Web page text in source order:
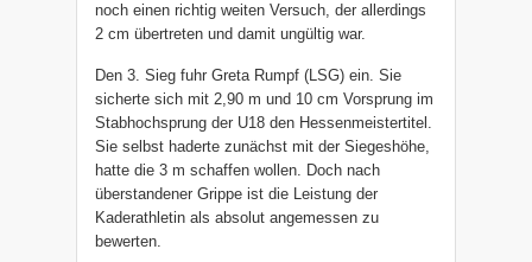
noch einen richtig weiten Versuch, der allerdings
2 cm übertreten und damit ungültig war.
Den 3. Sieg fuhr Greta Rumpf (LSG) ein. Sie
sicherte sich mit 2,90 m und 10 cm Vorsprung im
Stabhochsprung der U18 den Hessenmeistertitel.
Sie selbst haderte zunächst mit der Siegeshöhe,
hatte die 3 m schaffen wollen. Doch nach
überstandener Grippe ist die Leistung der
Kaderathletin als absolut angemessen zu
bewerten.